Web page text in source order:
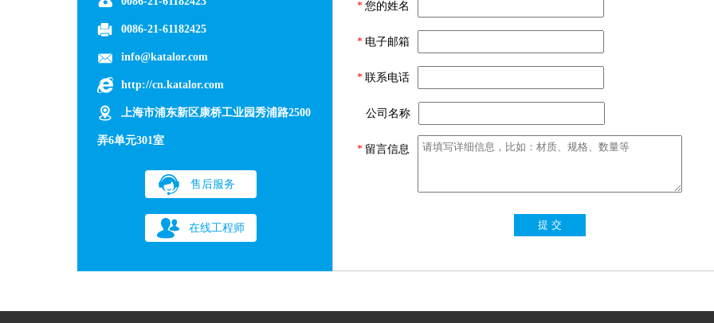
0086-21-61182425
info@katalor.com
http://cn.katalor.com
上海市浦东新区康桥工业园秀浦路2500
弄6单元301室
售后服务
在线工程师
* 您的姓名
* 电子邮箱
* 联系电话
公司名称
* 留言信息
提 交